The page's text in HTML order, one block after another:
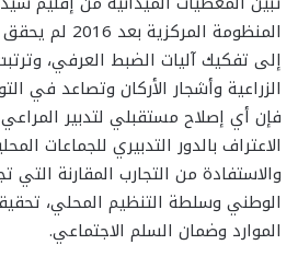
المنظومة
إلى تفكيك آليات الضبط العرفي،
الزراعية وأشجار الأركان وتصاعد في
فإن أي إصلاح مستقبلي لتدبير
الاعتراف بالدور التدبيري للجماعات
والاستفادة من التجارب المقارنة التي
الوطني وسلطة التنظيم المحلي،
الموارد وضمان السلم الاجتماعي.